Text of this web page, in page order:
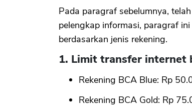
Pada paragraf sebelumnya,
pelengkap informasi, paragraf
berdasarkan jenis rekening.
1. Limit transfer internet
Rekening BCA Blue: Rp
Rekening BCA Gold: Rp